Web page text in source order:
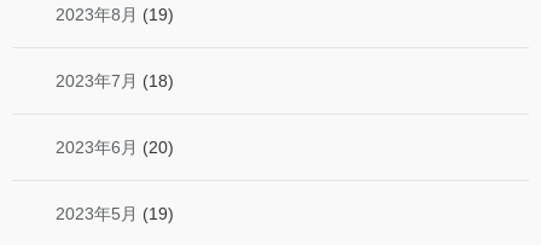
2023年8月 (19)
2023年7月 (18)
2023年6月 (20)
2023年5月 (19)